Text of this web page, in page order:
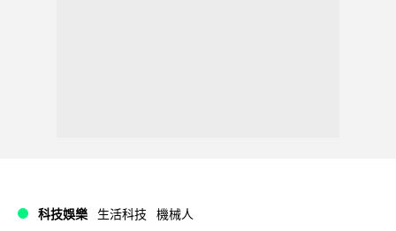
科技娛樂 生活科技 機械人